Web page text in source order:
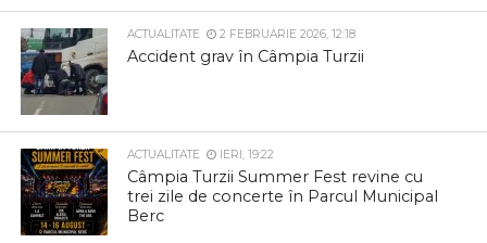
ACTUALITATE 2 FEBRUARIE 2026, 12:18
Accident grav în Câmpia Turzii
ACTUALITATE IERI, 19:22
Câmpia Turzii Summer Fest revine cu
trei zile de concerte în Parcul Municipal
Berc